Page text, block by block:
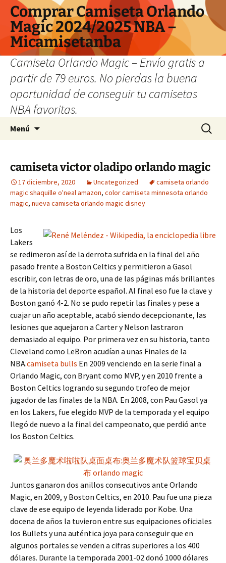
Comprar Camiseta Orlando
Magic 2024/2025 NBA –
Micamisetanba
Camiseta Orlando Magic – Envío gratis a
partir de 79 euros. No pierdas la buena
oportunidad de conseguir tu camisetas
NBA favoritas.
Menú Buscar:
camiseta victor oladipo orlando magic
17 diciembre, 2020 Uncategorized
camiseta orlando
magic shaquille o'neal amazon, color camiseta minnesota orlando
magic, nueva camiseta orlando magic disney
Los
Lakers
se redimeron así de la derrota sufrida en la final del año
pasado frente a Boston Celtics y permitieron a Gasol
escribir, con letras de oro, una de las páginas más brillantes
de la historia del deporte español. Al final eso fue la clave y
Boston ganó 4-2. No se pudo repetir las finales y pese a
cuajar un año aceptable, acabó siendo decepcionante, las
lesiones que aquejaron a Carter y Nelson lastraron
demasiado al equipo. Por primera vez en su historia, tanto
Cleveland como LeBron acudían a unas Finales de la
NBA.camiseta bulls En 2009 venciendo en la serie final a
Orlando Magic, con Bryant como MVP, y en 2010 frente a
Boston Celtics logrando su segundo trofeo de mejor
jugador de las finales de la NBA. En 2008, con Pau Gasol ya
en los Lakers, fue elegido MVP de la temporada y el equipo
llegó de nuevo a la final del campeonato, que perdió ante
los Boston Celtics.
Juntos ganaron dos anillos consecutivos ante Orlando
Magic, en 2009, y Boston Celtics, en 2010. Pau fue una pieza
clave de ese equipo de leyenda liderado por Kobe. Una
docena de años la tuvieron entre sus equipaciones oficiales
los Bullets y una auténtica joya para conseguir que en
algunos portales se venden a cifras superiores a los 400
dólares. Durante la temporada 2001-02 donó 1000 dólares